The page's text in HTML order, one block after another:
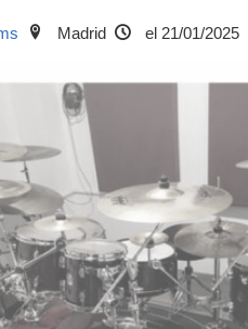
Madrid el 21/01/2025